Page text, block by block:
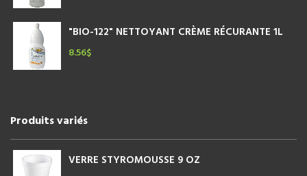
"BIO-122" NETTOYANT CRÈME RÉCURANTE 1L
8.56$
Produits variés
VERRE STYROMOUSSE 9 OZ